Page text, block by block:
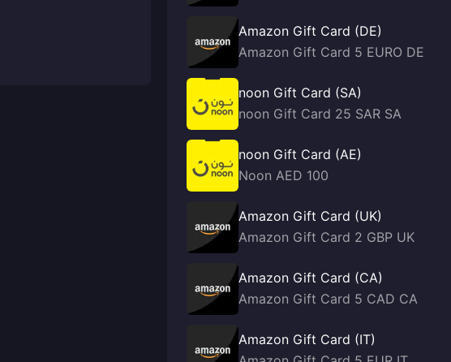
Amazon Gift Card (DE)
Amazon Gift Card 5 EURO DE
noon Gift Card (SA)
noon Gift Card 25 SAR SA
noon Gift Card (AE)
Noon AED 100
Amazon Gift Card (UK)
Amazon Gift Card 2 GBP UK
Amazon Gift Card (CA)
Amazon Gift Card 5 CAD CA
Amazon Gift Card (IT)